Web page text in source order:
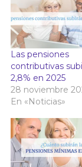
Las pensiones
contributivas
2,8% en 2025
28 noviembre
En «Noticias»